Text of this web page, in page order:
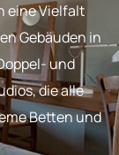
eine Vielfalt
Gebäuden in
und
die alle
Betten und